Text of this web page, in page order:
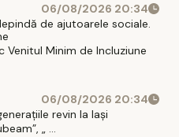
06/08/2026 20:34
de ajutoarele sociale.
Venitul Minim de Incluziune
06/08/2026 20:34
revin la Iași
„ ...